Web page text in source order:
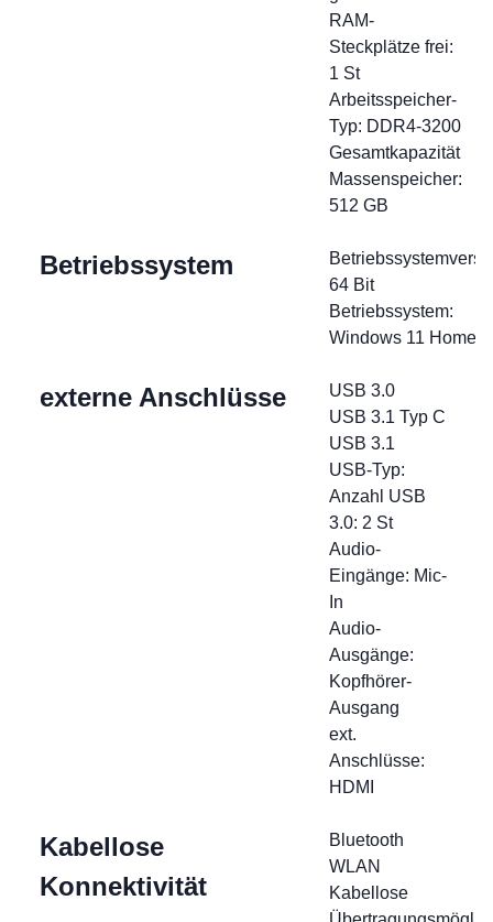
RAM-
Steckplätze frei:
1 St
Arbeitsspeicher-
Typ: DDR4-3200
Gesamtkapazität
Massenspeicher:
512 GB
Betriebssystem
64 Bit
Betriebssystem:
Windows 11 Home
externe Anschlüsse
USB 3.0
USB 3.1 Typ C
USB 3.1
USB-Typ:
Anzahl USB
3.0: 2 St
Audio-
Eingänge: Mic-
In
Audio-
Ausgänge:
Kopfhörer-
Ausgang
ext.
Anschlüsse:
HDMI
Kabellose
Konnektivität
Bluetooth
WLAN
Kabellose